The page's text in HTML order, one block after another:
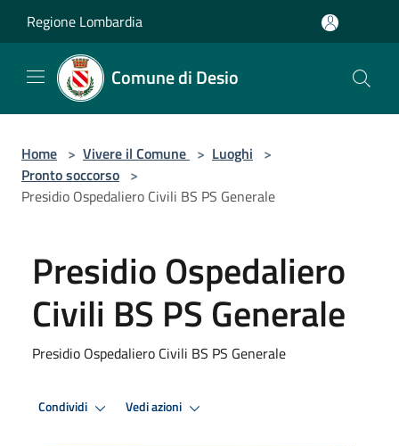
Regione Lombardia
Comune di Desio
Home > Vivere il Comune > Luoghi >
Pronto soccorso >
Presidio Ospedaliero Civili BS PS Generale
Presidio Ospedaliero
Civili BS PS Generale
Presidio Ospedaliero Civili BS PS Generale
Condividi Vedi azioni